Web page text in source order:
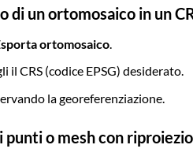
di un ortomosaico in un
ortomosaico.
il CRS (codice EPSG) desiderato.
la georeferenziazione.
punti o mesh con